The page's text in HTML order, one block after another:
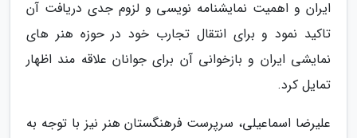
ایران و اهمیت نمایشنامه نویسی و لزوم جدی دریافت آن
تاکید نمود و برای انتقال تجارب خود در حوزه هنر های
نمایشی ایران و بازخوانی آن برای جوانان علاقه مند اظهار
تمایل کرد.
علیرضا اسماعیلی، سرپرست فرهنگستان هنر نیز با توجه به